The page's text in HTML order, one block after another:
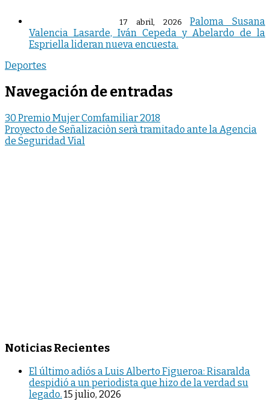
17 abril, 2026
Paloma Susana
Valencia Lasarde, Iván Cepeda y Abelardo de la
Espriella lideran nueva encuesta.
Deportes
Navegación de entradas
30 Premio Mujer Comfamiliar 2018
Proyecto de Señalizaciòn serà tramitado ante la Agencia
de Seguridad Vial
Noticias Recientes
El último adiós a Luis Alberto Figueroa: Risaralda
despidió a un periodista que hizo de la verdad su
legado. 15 julio, 2026